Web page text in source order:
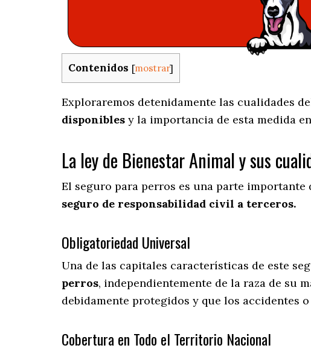
Contenidos [mostrar]
Exploraremos detenidamente las cualidades
disponibles y la importancia de esta medida en
La ley de Bienestar Animal y sus
El seguro para perros es una parte importante
seguro de responsabilidad civil a terceros.
Obligatoriedad Universal
Una de las capitales características de este
perros, independientemente de la raza de su
debidamente protegidos y que los accidentes
Cobertura en Todo el Territorio Nacional